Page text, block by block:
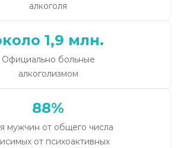
алкоголя
1,9 млн.
Официально больные
алкоголизмом
88%
мужчин от общего числа
от психоактивных